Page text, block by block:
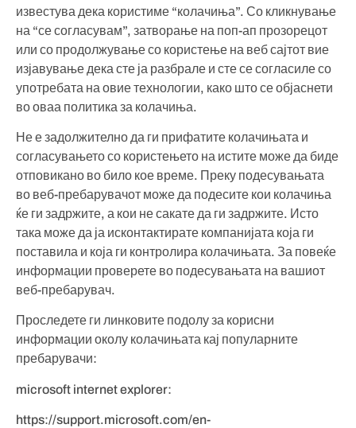
известува дека користиме “колачиња”. Со кликнување
на “се согласувам”, затворање на поп-ап прозорецот
или со продолжување со користење на веб сајтот вие
изјавување дека сте ја разбрале и сте се согласиле со
употребата на овие технологии, како што се објаснети
во оваа политика за колачиња.
Не е задолжително да ги прифатите колачињата и
согласувањето со користењето на истите може да биде
отповикано во било кое време. Преку подесувањата
во веб-пребарувачот може да подесите кои колачиња
ќе ги задржите, а кои не сакате да ги задржите. Исто
така може да ја исконтактирате компанијата која ги
поставила и која ги контролира колачињата. За повеќе
информации проверете во подесувањата на вашиот
веб-пребарувач.
Проследете ги линковите подолу за корисни
информации околу колачињата кај популарните
пребарувачи:
microsoft internet explorer:
https://support.microsoft.com/en-